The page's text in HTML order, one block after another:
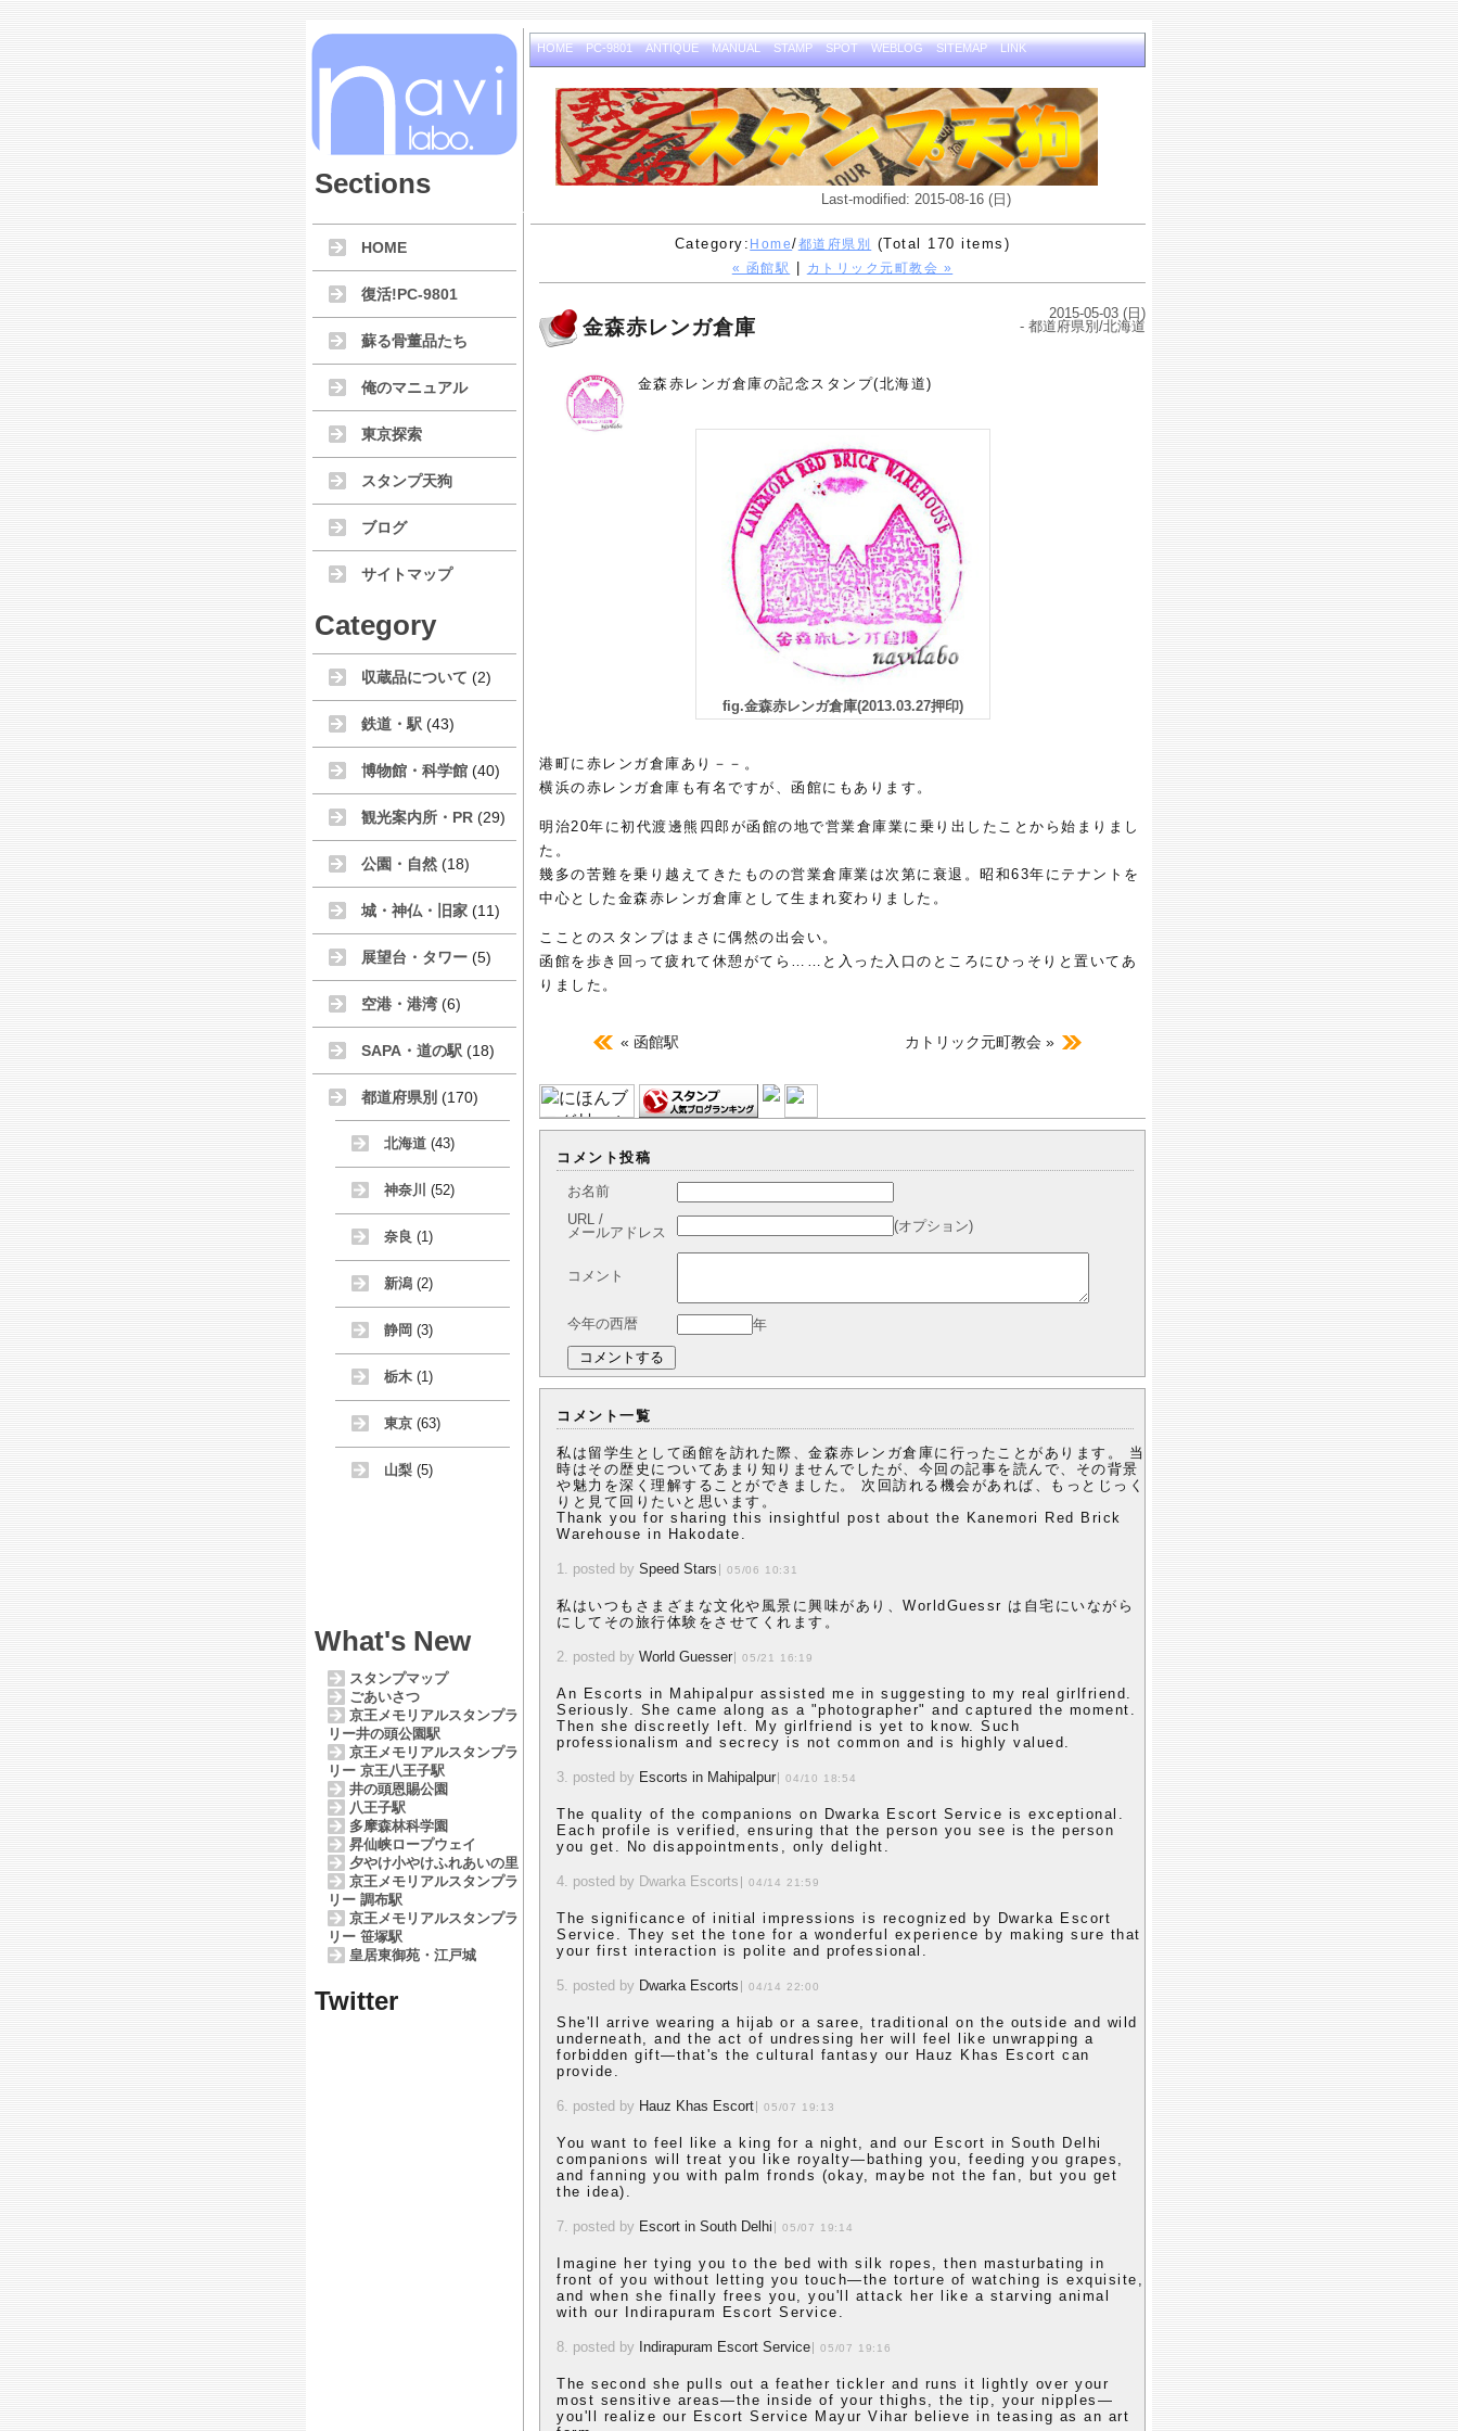
Sections
HOME PC-9801 ANTIQUE MANUAL STAMP SPOT WEBLOG SITEMAP LINK
Last-modified: 2015-08-16 (日)
HOME
復活!PC-9801
蘇る骨董品たち
俺のマニュアル
東京探索
スタンプ天狗
ブログ
サイトマップ
Category
収蔵品について (2)
鉄道・駅 (43)
博物館・科学館 (40)
観光案内所・PR (29)
公園・自然 (18)
城・神仏・旧家 (11)
展望台・タワー (5)
空港・港湾 (6)
SAPA・道の駅 (18)
都道府県別 (170)
北海道 (43)
神奈川 (52)
奈良 (1)
新潟 (2)
静岡 (3)
栃木 (1)
東京 (63)
山梨 (5)
What's New
スタンプマップ
ごあいさつ
京王メモリアルスタンプラ
リー井の頭公園駅
京王メモリアルスタンプラ
リー 京王八王子駅
井の頭恩賜公園
八王子駅
多摩森林科学園
昇仙峡ロープウェイ
夕やけ小やけふれあいの里
京王メモリアルスタンプラ
リー 調布駅
京王メモリアルスタンプラ
リー 笹塚駅
皇居東御苑・江戸城
Twitter
Category: Home/都道府県別 (Total 170 items)
« 函館駅 カトリック元町教会 »
金森赤レンガ倉庫
2015-05-03 (日)
- 都道府県別/北海道
金森赤レンガ倉庫の記念スタンプ(北海道)
fig.金森赤レンガ倉庫(2013.03.27押印)
港町に赤レンガ倉庫あり－－。
横浜の赤レンガ倉庫も有名ですが、函館にもあります。
明治20年に初代渡邊熊四郎が函館の地で営業倉庫業に乗り出したことから始まりまし
た。
幾多の苦難を乗り越えてきたものの営業倉庫業は次第に衰退。昭和63年にテナントを
中心とした金森赤レンガ倉庫として生まれ変わりました。
こことのスタンプはまさに偶然の出会い。
函館を歩き回って疲れて休憩がてら……と入った入口のところにひっそりと置いてあ
りました。
« 函館駅 カトリック元町教会 »
コメント投稿
お名前
URL /
メールアドレス
(オプション)
コメント
今年の西暦 年
コメント一覧
私は留学生として函館を訪れた際、金森赤レンガ倉庫に行ったことがあります。 当
時はその歴史についてあまり知りませんでしたが、今回の記事を読んで、その背景
や魅力を深く理解することができました。 次回訪れる機会があれば、もっとじっく
りと見て回りたいと思います。
Thank you for sharing this insightful post about the Kanemori Red Brick
Warehouse in Hakodate.
1. posted by Speed Stars 05/06 10:31
私はいつもさまざまな文化や風景に興味があり、WorldGuessr は自宅にいながら
にしてその旅行体験をさせてくれます。
2. posted by World Guesser 05/21 16:19
An Escorts in Mahipalpur assisted me in suggesting to my real girlfriend.
Seriously. She came along as a "photographer" and captured the moment.
Then she discreetly left. My girlfriend is yet to know. Such
professionalism and secrecy is not common and is highly valued.
3. posted by Escorts in Mahipalpur 04/10 18:54
The quality of the companions on Dwarka Escort Service is exceptional.
Each profile is verified, ensuring that the person you see is the person
you get. No disappointments, only delight.
4. posted by Dwarka Escorts 04/14 21:59
The significance of initial impressions is recognized by Dwarka Escort
Service. They set the tone for a wonderful experience by making sure that
your first interaction is polite and professional.
5. posted by Dwarka Escorts 04/14 22:00
She'll arrive wearing a hijab or a saree, traditional on the outside and wild
underneath, and the act of undressing her will feel like unwrapping a
forbidden gift—that's the cultural fantasy our Hauz Khas Escort can
provide.
6. posted by Hauz Khas Escort 05/07 19:13
You want to feel like a king for a night, and our Escort in South Delhi
companions will treat you like royalty—bathing you, feeding you grapes,
and fanning you with palm fronds (okay, maybe not the fan, but you get
the idea).
7. posted by Escort in South Delhi 05/07 19:14
Imagine her tying you to the bed with silk ropes, then masturbating in
front of you without letting you touch—the torture of watching is exquisite,
and when she finally frees you, you'll attack her like a starving animal
with our Indirapuram Escort Service.
8. posted by Indirapuram Escort Service 05/07 19:16
The second she pulls out a feather tickler and runs it lightly over your
most sensitive areas—the inside of your thighs, the tip, your nipples—
you'll realize our Escort Service Mayur Vihar believe in teasing as an art